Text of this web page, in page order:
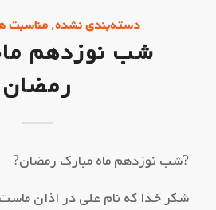
دسته‌بندی نشده, مناسبت
شب نوزدهم
رمضان
?شب نوزدهم ماه مبارک رمضان?
شکر خدا که نام علی در اذان ماست